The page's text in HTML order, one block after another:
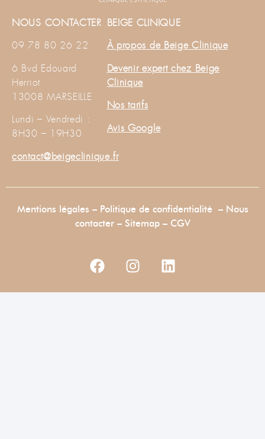
NOUS CONTACTER
09 78 80 26 22
6 Bvd Edouard
Herriot
13008 MARSEILLE
Lundi – Vendredi :
8H30 – 19H30
contact@beigeclinique.fr
BEIGE CLINIQUE
À propos de Beige Clinique
Devenir expert chez Beige
Clinique
Nos tarifs
Avis Google
Mentions légales – Politique de confidentialité– Nous
contacter – Sitemap – CGV